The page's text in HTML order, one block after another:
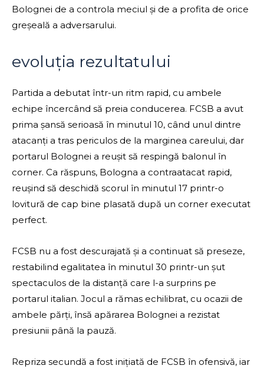
Bolognei de a controla meciul și de a profita de orice
greșeală a adversarului.
evoluția rezultatului
Partida a debutat într-un ritm rapid, cu ambele
echipe încercând să preia conducerea. FCSB a avut
prima șansă serioasă în minutul 10, când unul dintre
atacanți a tras periculos de la marginea careului, dar
portarul Bolognei a reușit să respingă balonul în
corner. Ca răspuns, Bologna a contraatacat rapid,
reușind să deschidă scorul în minutul 17 printr-o
lovitură de cap bine plasată după un corner executat
perfect.
FCSB nu a fost descurajată și a continuat să preseze,
restabilind egalitatea în minutul 30 printr-un șut
spectaculos de la distanță care l-a surprins pe
portarul italian. Jocul a rămas echilibrat, cu ocazii de
ambele părți, însă apărarea Bolognei a rezistat
presiunii până la pauză.
Repriza secundă a fost inițiată de FCSB în ofensivă, iar